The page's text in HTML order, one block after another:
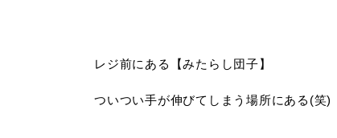
レジ前にある【みたらし団子】
ついつい手が伸びてしまう場所にある(笑)